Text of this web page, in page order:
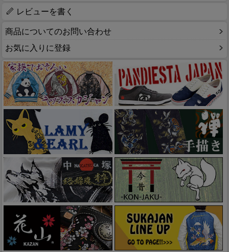
レビューを書く
商品についてのお問い合わせ
お気に入りに登録